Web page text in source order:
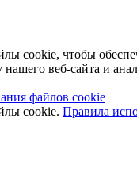
cookie, чтобы
веб-сайта и
файлов cookie
cookie. Правила